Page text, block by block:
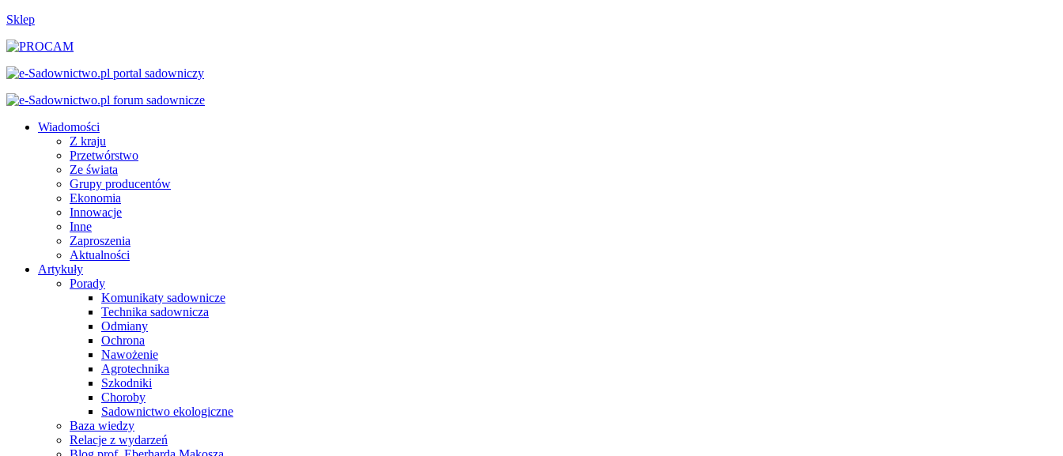
Sklep
Wiadomości
Z kraju
Przetwórstwo
Ze świata
Grupy producentów
Ekonomia
Innowacje
Inne
Zaproszenia
Aktualności
Artykuły
Porady
Komunikaty sadownicze
Technika sadownicza
Odmiany
Ochrona
Nawożenie
Agrotechnika
Szkodniki
Choroby
Sadownictwo ekologiczne
Baza wiedzy
Relacje z wydarzeń